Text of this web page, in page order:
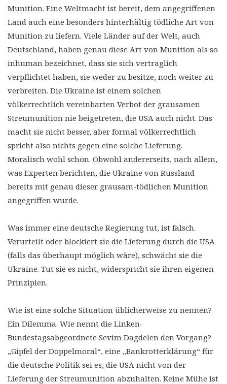
Munition. Eine Weltmacht ist bereit, dem angegriffenen
Land auch eine besonders hinterhältig tödliche Art von
Munition zu liefern. Viele Länder auf der Welt, auch
Deutschland, haben genau diese Art von Munition als so
inhuman bezeichnet, dass sie sich vertraglich
verpflichtet haben, sie weder zu besitze, noch weiter zu
verbreiten. Die Ukraine ist einem solchen
völkerrechtlich vereinbarten Verbot der grausamen
Streumunition nie beigetreten, die USA auch nicht. Das
macht sie nicht besser, aber formal völkerrechtlich
spricht also nichts gegen eine solche Lieferung.
Moralisch wohl schon. Obwohl andererseits, nach allem,
was Experten berichten, die Ukraine von Russland
bereits mit genau dieser grausam-tödlichen Munition
angegriffen wurde.
Was immer eine deutsche Regierung tut, ist falsch.
Verurteilt oder blockiert sie die Lieferung durch die USA
(falls das überhaupt möglich wäre), schwächt sie die
Ukraine. Tut sie es nicht, widerspricht sie ihren eigenen
Prinzipien.
Wie ist eine solche Situation üblicherweise zu nennen?
Ein Dilemma. Wie nennt die Linken-
Bundestagsabgeordnete Sevim Dagdelen den Vorgang?
„Gipfel der Doppelmoral“, eine „Bankrotterklärung“ für
die deutsche Politik sei es, die USA nicht von der
Lieferung der Streumunition abzuhalten. Keine Mühe ist